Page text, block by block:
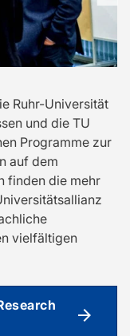
Ruhr-Universität
und die TU
Programme zur
auf dem
finden die mehr
vielfältigen